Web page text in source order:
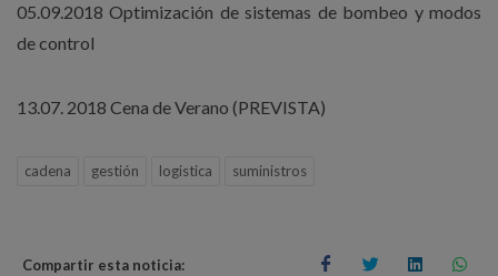
05.09.2018 Optimización de sistemas de bombeo y modos
de control
13.07. 2018 Cena de Verano (PREVISTA)
cadena gestión logistica suministros
Compartir esta noticia: